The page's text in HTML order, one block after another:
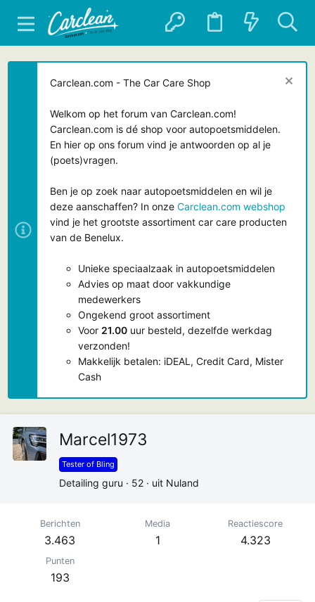
Carclean.com - The Car Care Shop
Welkom op het forum van Carclean.com!
Carclean.com is dé shop voor autopoetsmiddelen.
En hier op ons forum vind je antwoorden op al je
(poets)vragen.
Ben je op zoek naar autopoetsmiddelen en wil je
deze aanschaffen? In onze Carclean.com webshop
vind je het grootste assortiment car care producten
van de Benelux.
Unieke speciaalzaak in autopoetsmiddelen
Advies op maat door vakkundige
medewerkers
Ongekend groot assortiment
Voor 21.00 uur besteld, dezelfde werkdag
verzonden!
Makkelijk betalen: iDEAL, Credit Card, Mister
Cash
Marcel1973
Tester of Bling
Detailing guru · 52 · uit Nuland
Berichten
3.463
Media
1
Reactiescore
4.323
Punten
193